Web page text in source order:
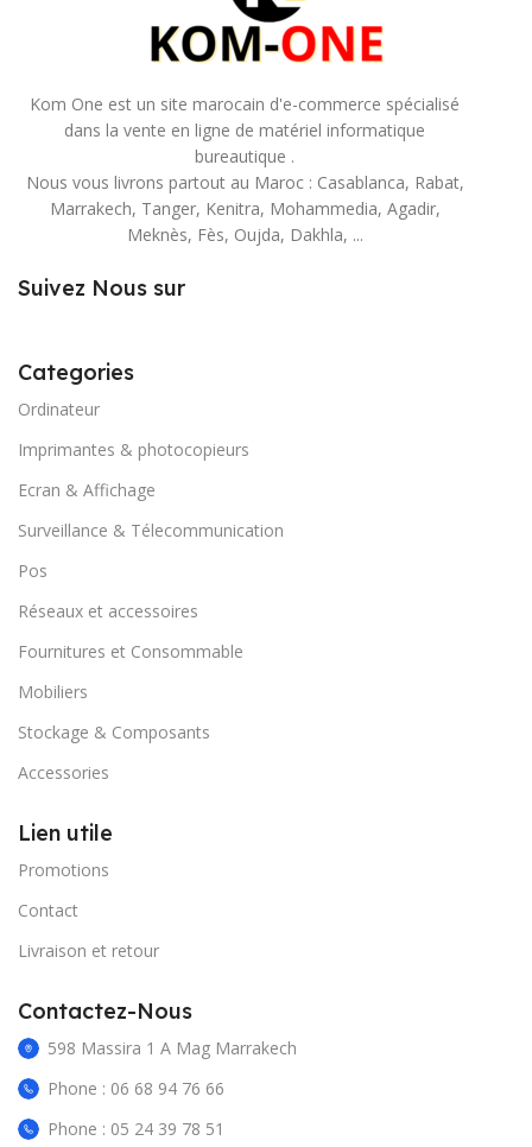
Kom One est un site marocain d'e-commerce spécialisé
dans la vente en ligne de matériel informatique
bureautique .
Nous vous livrons partout au Maroc : Casablanca, Rabat,
Marrakech, Tanger, Kenitra, Mohammedia, Agadir,
Meknès, Fès, Oujda, Dakhla, ...
Suivez Nous sur
Categories
Ordinateur
Imprimantes & photocopieurs
Ecran & Affichage
Surveillance & Télecommunication
Pos
Réseaux et accessoires
Fournitures et Consommable
Mobiliers
Stockage & Composants
Accessories
Lien utile
Promotions
Contact
Livraison et retour
Contactez-Nous
598 Massira 1 A Mag Marrakech
Phone : 06 68 94 76 66
Phone : 05 24 39 78 51